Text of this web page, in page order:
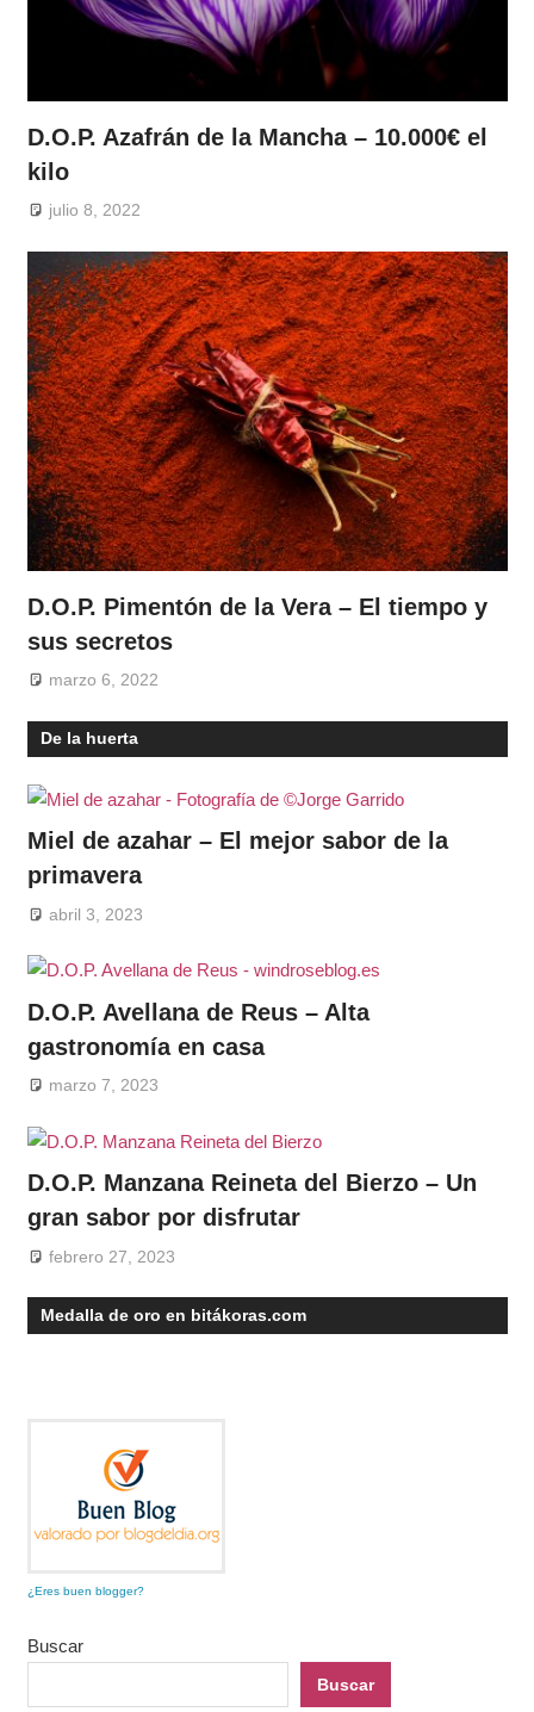
D.O.P. Azafrán de la Mancha – 10.000€ el
kilo
julio 8, 2022
D.O.P. Pimentón de la Vera – El tiempo y
sus secretos
marzo 6, 2022
De la huerta
Miel de azahar – El mejor sabor de la
primavera
abril 3, 2023
D.O.P. Avellana de Reus – Alta
gastronomía en casa
marzo 7, 2023
D.O.P. Manzana Reineta del Bierzo – Un
gran sabor por disfrutar
febrero 27, 2023
Medalla de oro en bitákoras.com
¿Eres buen blogger?
Buscar
Buscar